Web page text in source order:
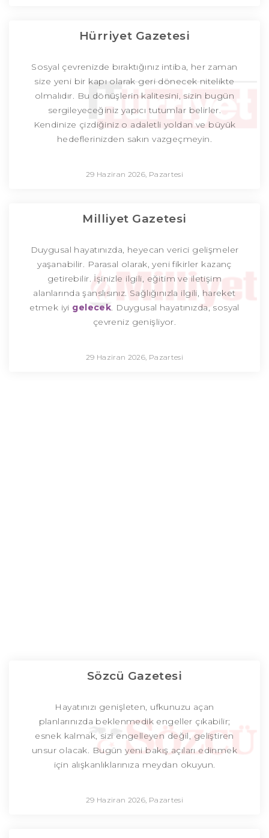
Hürriyet Gazetesi
Sosyal çevrenizde bıraktığınız intiba, her zaman
size yeni bir kapı olarak geri dönecek nitelikte
olmalıdır. Bu dönüşlerin kalitesini, sizin bugün
sergileyeceğiniz yapıcı tutumlar belirler.
Kendinize çizdiğiniz o adaletli yoldan ve büyük
hedeflerinizden sakın vazgeçmeyin.
29 Haziran 2026, Pazartesi
Milliyet Gazetesi
Duygusal hayatınızda, heyecan verici gelişmeler
yaşanabilir. Parasal olarak, yeni fikirler kazanç
getirebilir. İşinizle ilgili, eğitim ve iletişim
alanlarında şanslısınız. Sağlığınızla ilgili, hareket
etmek iyi gelecek. Duygusal hayatınızda, sosyal
çevreniz genişliyor.
29 Haziran 2026, Pazartesi
Sözcü Gazetesi
Hayatınızı genişleten, ufkunuzu açan
planlarınızda beklenmedik engeller çıkabilir;
esnek kalmak, sizi engelleyen değil, geliştiren
unsur olacak. Bugün yeni bakış açıları edinmek
için alışkanlıklarınıza meydan okuyun.
29 Haziran 2026, Pazartesi